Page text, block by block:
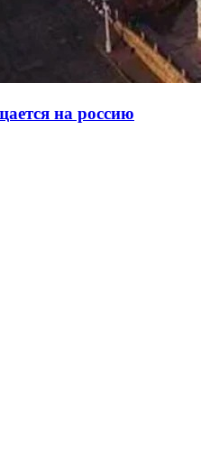
на россию